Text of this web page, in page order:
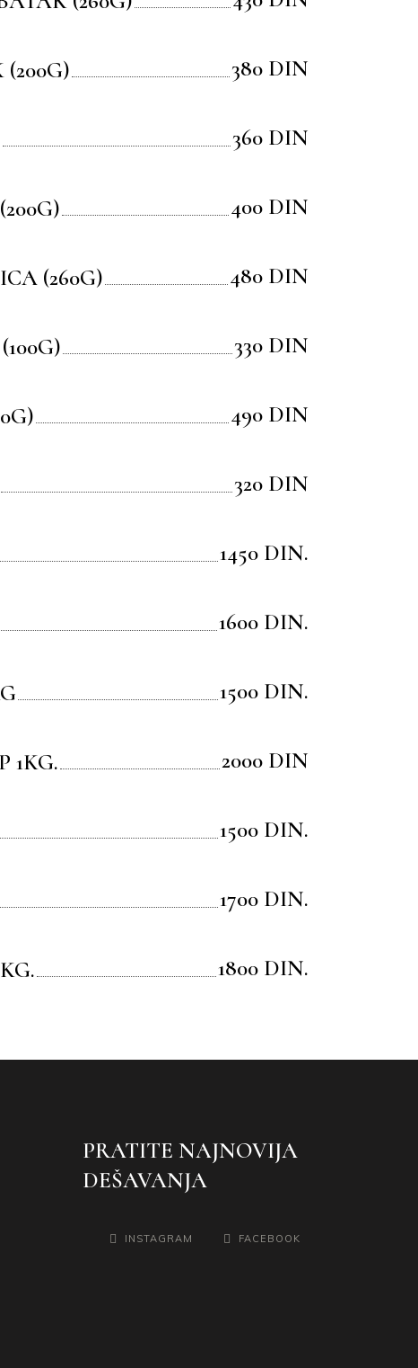
380 DIN
360 DIN
400 DIN
(260G) 480 DIN
330 DIN
490 DIN
320 DIN
1450 DIN.
1600 DIN.
1500 DIN.
1KG. 2000 DIN
1500 DIN.
1700 DIN.
1800 DIN.
PRATITE NAJNOVIJA
DEŠAVANJA
INSTAGRAM FACEBOOK